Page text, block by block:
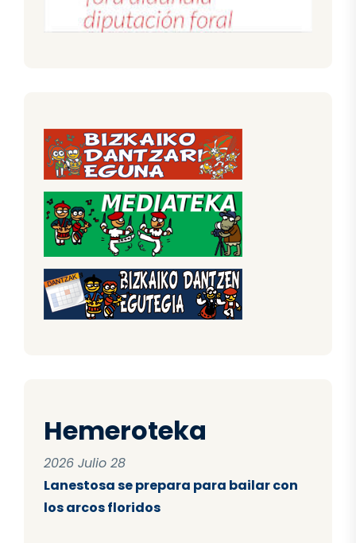
Hemeroteka
2026 Julio 28
Lanestosa se prepara para bailar con
los arcos floridos